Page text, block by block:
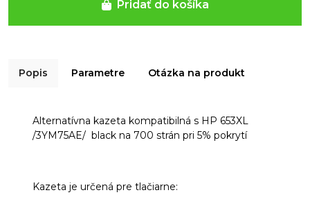
Pridať do košíka
Popis Parametre Otázka na produkt
Alternatívna kazeta kompatibilná s HP 653XL
/3YM75AE/ black na 700 strán pri 5% pokrytí
Kazeta je určená pre tlačiarne: